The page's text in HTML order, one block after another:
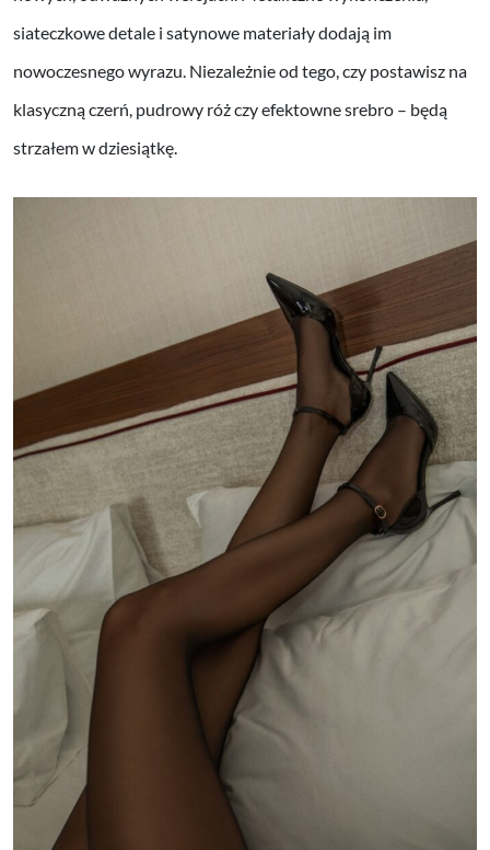
siateczkowe detale i satynowe materiały dodają im
nowoczesnego wyrazu. Niezależnie od tego, czy postawisz na
klasyczną czerń, pudrowy róż czy efektowne srebro – będą
strzałem w dziesiątkę.